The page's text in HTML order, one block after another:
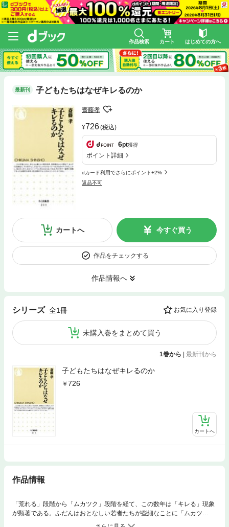
作品検索 カート はじめての方へ
最新刊 子どもたちはなぜキレるのか
齋藤孝
726(税込)
6pt獲得
ポイント詳細
dカード利用でさらにポイント+2%
返品不可
カートへ 今すぐ買う
作品をチェックする
作品情報へ
シリーズ 全1冊 お気に入り登録
未購入巻をまとめて買う
1巻から | 最新刊から
子どもたちはなぜキレるのか
726
カートへ
作品情報
「荒れる」段階から「ムカツク」段階を経て、この数年は「キレる」現象
が顕著である。ふだんはおとなしい若者たちが些細なことに「ムカツ
キ」、瞬間的に「キレる」ようになってしまったのである。怒りや暴力そ